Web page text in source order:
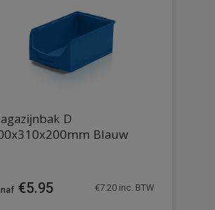
D
Blauw
€5.95 €7.20inc. BTW